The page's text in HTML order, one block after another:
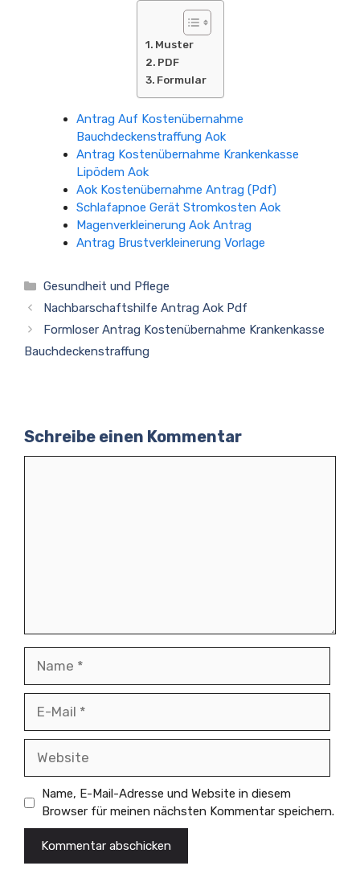
Muster
PDF
Formular
Antrag Auf Kostenübernahme
Bauchdeckenstraffung Aok
Antrag Kostenübernahme Krankenkasse
Lipödem Aok
Aok Kostenübernahme Antrag (Pdf)
Schlafapnoe Gerät Stromkosten Aok
Magenverkleinerung Aok Antrag
Antrag Brustverkleinerung Vorlage
Kategorien
Gesundheit und Pflege
Nachbarschaftshilfe Antrag Aok Pdf
Formloser Antrag Kostenübernahme Krankenkasse
Bauchdeckenstraffung
Schreibe einen Kommentar
Mail
Name, E-Mail-Adresse und Website in diesem
Browser für meinen nächsten Kommentar speichern.